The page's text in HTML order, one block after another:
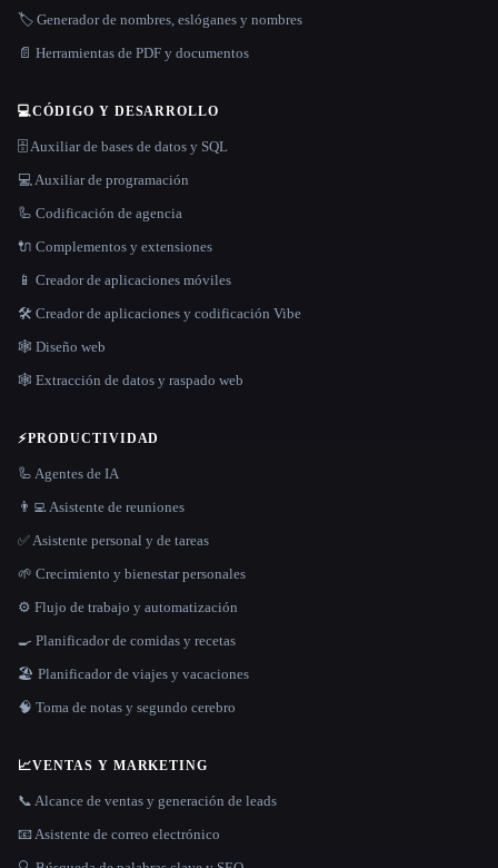
🏷️ Generador de nombres, eslóganes y nombres
📄 Herramientas de PDF y documentos
💻CÓDIGO Y DESARROLLO
🗄️ Auxiliar de bases de datos y SQL
💻 Auxiliar de programación
🦾 Codificación de agencia
🔌 Complementos y extensiones
📱 Creador de aplicaciones móviles
🛠️ Creador de aplicaciones y codificación Vibe
🕸 Diseño web
🕸️ Extracción de datos y raspado web
⚡PRODUCTIVIDAD
🦾 Agentes de IA
👨‍💻 Asistente de reuniones
✅ Asistente personal y de tareas
🌱 Crecimiento y bienestar personales
⚙️ Flujo de trabajo y automatización
🍳 Planificador de comidas y recetas
🏖 Planificador de viajes y vacaciones
🧠 Toma de notas y segundo cerebro
📈VENTAS Y MARKETING
📞 Alcance de ventas y generación de leads
📧 Asistente de correo electrónico